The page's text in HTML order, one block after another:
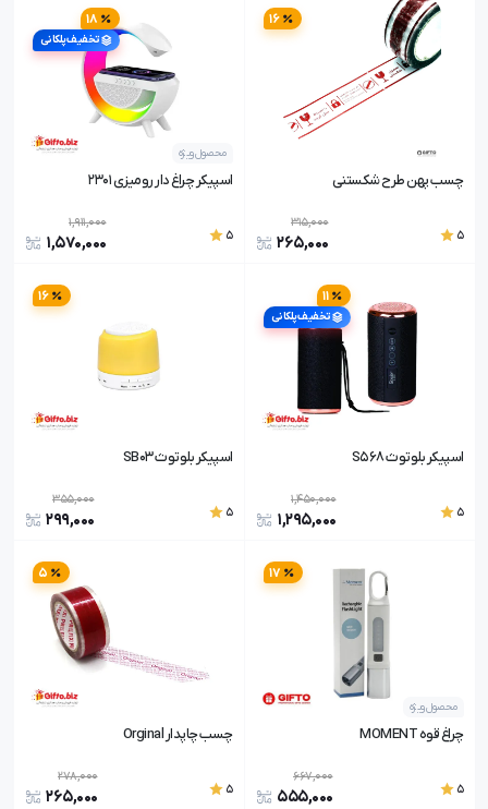
چسب پهن طرح شکستنی
5
315,000
265,000
16
محصول ویژه
اسپیکر چراغ دار رومیزی 2301
5
1,911,000
1,570,000
18
تخفیف پلکانی
اسپیکر بلوتوث S568
5
1,450,000
1,295,000
11
تخفیف پلکانی
اسپیکر بلوتوث SB03
5
355,000
299,000
16
محصول ویژه
چراغ قوه MOMENT
5
667,000
555,000
17
چسب چاپدار Orginal
5
278,000
265,000
5